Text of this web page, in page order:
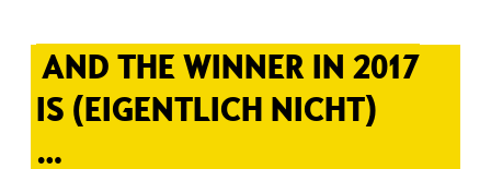
AND THE WINNER IN 2017
IS (EIGENTLICH NICHT)
…